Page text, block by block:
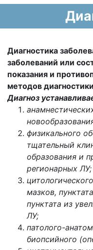
Диагностика
заболеваний или
показания и
методов диагностики
Диагноз
физикального
тщательный
образования и
регионарных ЛУ;
мазков,
пунктата из
ЛУ;
патолого-
биопсийного